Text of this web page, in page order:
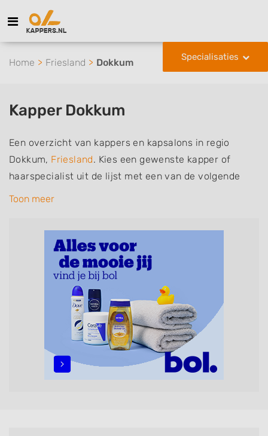
Specialisaties
Home Friesland Dokkum
Kapper Dokkum
Een overzicht van kappers en kapsalons in regio
Dokkum, Friesland. Kies een gewenste kapper of
haarspecialist uit de lijst met een van de volgende
specialisaties of aantekeningen: mannen of
zonder afspraak terecht kunt. De vermelde kappers
kunnen uw haren wassen, knippen, föhnen en kleuren,
maar ook helpen met extensions, balyage, invlechten,
opsteken, weave, een keratinebehandeling, een
permanent, een bruidkapsel, make-up & visagie,
epileren, schoonheidsbehandelingen, het trimmen van
een baard en pruiken. U kunt de zoekresultaten
filteren met behulp van de specialisatie filter en u
Toon meer